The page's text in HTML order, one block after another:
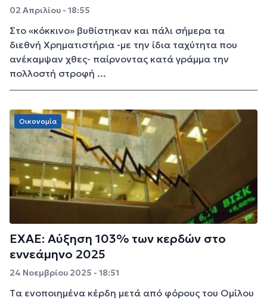
02 Απριλίου - 18:55
Στο «κόκκινο» βυθίστηκαν και πάλι σήμερα τα
διεθνή Χρηματιστήρια -με την ίδια ταχύτητα που
ανέκαμψαν χθες- παίρνοντας κατά γράμμα την
πολλοστή στροφή ...
Οικονομία
ΕΧΑΕ: Αύξηση 103% των κερδών στο
εννεάμηνο 2025
24 Νοεμβρίου 2025 - 18:51
Tα ενοποιημένα κέρδη μετά από φόρους του Ομίλου